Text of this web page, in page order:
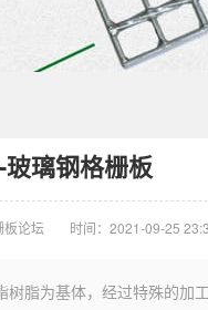
璃钢格栅板
板论坛 时间：2021-09-25
脂为基体，经过特殊的加